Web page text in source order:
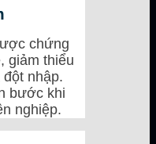
chứng
giảm thiểu
nhập.
bước khi
nghiệp.